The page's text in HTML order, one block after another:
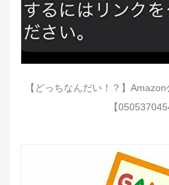
【どっちなんだい！？】
【